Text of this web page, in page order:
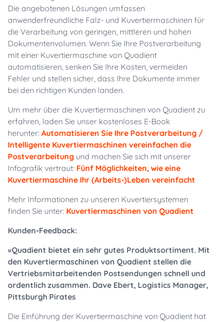
Die angebotenen Lösungen umfassen
anwenderfreundliche Falz- und Kuvertiermaschinen für
die Verarbeitung von geringen, mittleren und hohen
Dokumentenvolumen. Wenn Sie Ihre Postverarbeitung
mit einer Kuvertiermaschine von Quadient
automatisieren, senken Sie Ihre Kosten, vermeiden
Fehler und stellen sicher, dass Ihre Dokumente immer
bei den richtigen Kunden landen.
Um mehr über die Kuvertiermaschinen von Quadient zu
erfahren, laden Sie unser kostenloses E-Book
herunter: Automatisieren Sie Ihre Postverarbeitung /
Intelligente Kuvertiermaschinen vereinfachen die
Postverarbeitung und machen Sie sich mit unserer
Infografik vertraut: Fünf Möglichkeiten, wie eine
Kuvertiermaschine Ihr (Arbeits-)Leben vereinfacht
Mehr Informationen zu unseren Kuvertiersystemen
finden Sie unter: Kuvertiermaschinen von Quadient
Kunden-Feedback:
«Quadient bietet ein sehr gutes Produktsortiment. Mit
den Kuvertiermaschinen von Quadient stellen die
Vertriebsmitarbeitenden Postsendungen schnell und
ordentlich zusammen. Dave Ebert, Logistics Manager,
Pittsburgh Pirates
Die Einführung der Kuvertiermaschine von Quadient hat